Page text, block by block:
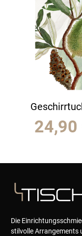
24,90
Die
stilvolle Arrangements